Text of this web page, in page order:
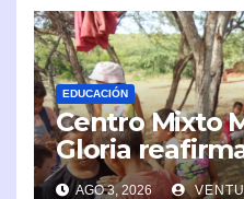
EDUCACIÓN
Centro Mixto
Gloria
en la
AGO 3, 2026